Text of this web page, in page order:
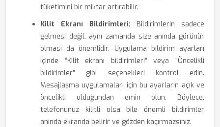
tüketimini bir miktar artırabilir.
Kilit Ekranı Bildirimleri: Bildirimlerin sadece
gelmesi değil, aynı zamanda size anında görünür
olması da önemlidir. Uygulama bildirim ayarları
içinde “Kilit ekranı bildirimleri” veya “Öncelikli
bildirimler” gibi seçenekleri kontrol edin.
Mesajlaşma uygulamaları için bu ayarların açık ve
öncelikli olduğundan emin olun. Böylece,
telefonunuz kilitli olsa bile önemli bildirimler
anında ekranda belirir ve gözden kaçırmazsınız.